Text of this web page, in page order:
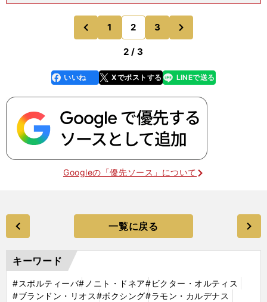
「ナオヤ・イノウエは本物だよ。パウンド・フォ
ー・パウンドのトップ争いをするに相応しい逸材
だ。いつもノックアウ
前
のページへ
1 2 3
2 / 3
faceboo
k
いいね Xでポストする
line LINEで送る
Googleの「優先ソース」について
一覧に戻る
キーワード
#スポルティーバ#ノニト・ドネア#ビクター・オルティス
#ブランドン・リオス#ボクシング#ラモン・カルデナス